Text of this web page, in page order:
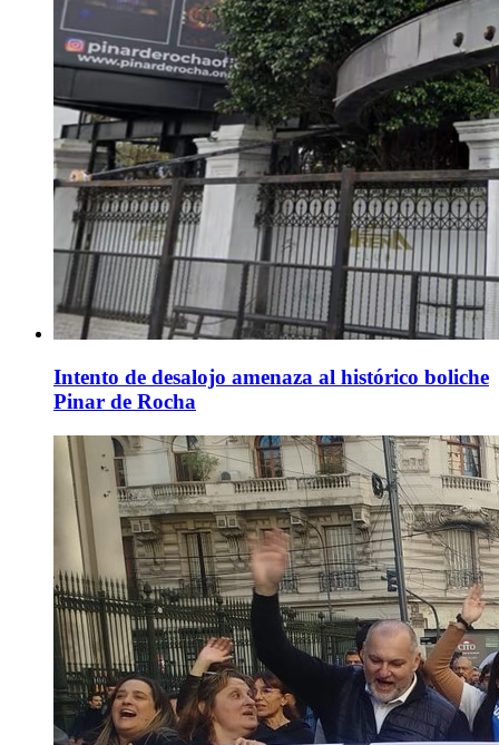
Intento de desalojo amenaza al histórico boliche
Pinar de Rocha